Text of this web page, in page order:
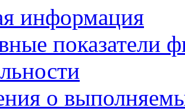
информация
показатели
о